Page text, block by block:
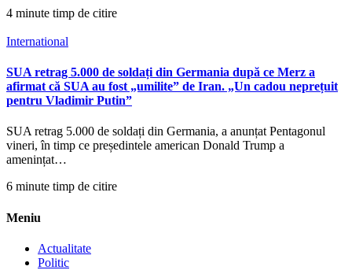
4 minute timp de citire
International
SUA retrag 5.000 de soldați din Germania după ce Merz a
afirmat că SUA au fost „umilite” de Iran. „Un cadou neprețuit
pentru Vladimir Putin”
SUA retrag 5.000 de soldați din Germania, a anunțat Pentagonul
vineri, în timp ce președintele american Donald Trump a
amenințat…
6 minute timp de citire
Meniu
Actualitate
Politic